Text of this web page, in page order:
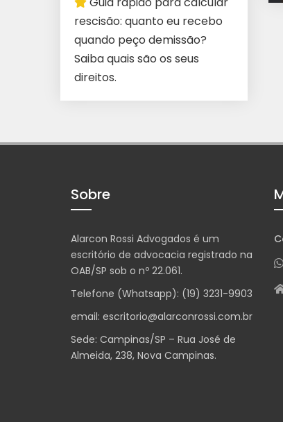
rescisão: quanto eu recebo
quando peço demissão?
Saiba quais são os seus
direitos.
Sobre
Alarcon Rossi Advogados é um
escritório de advocacia registrado na
OAB/SP sob o nº 22.061.
Telefone (Whatsapp): (19) 3231-9903
email: escritorio@alarconrossi.com.br
Sede: Campinas/SP – Rua José de
Almeida, 238, Nova Campinas.